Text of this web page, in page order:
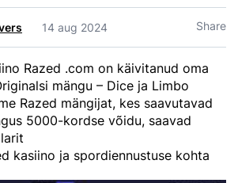
14 aug 2024 Share
Razed .com on käivitanud oma
mängu – Dice ja Limbo
Razed mängijat, kes saavutavad
5000-kordse võidu, saavad
kasiino ja spordiennustuse kohta